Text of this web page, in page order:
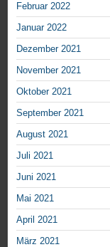
Februar 2022
Januar 2022
Dezember 2021
November 2021
Oktober 2021
September 2021
August 2021
Juli 2021
Juni 2021
Mai 2021
April 2021
März 2021